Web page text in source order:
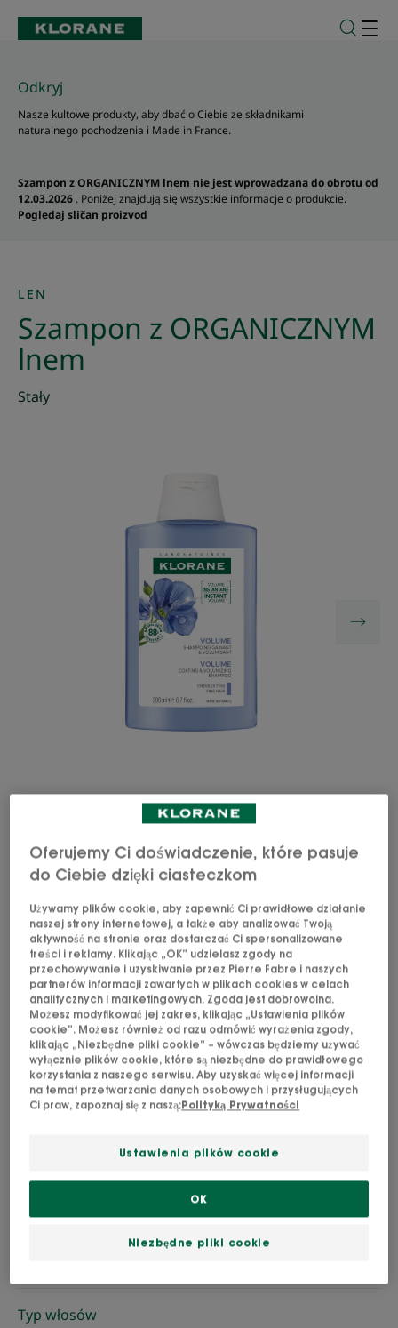
Szampon z ORGANICZNYM lnem nie jest wprowadzana do obrotu od
12.03.2026 . Poniżej znajdują się wszystkie informacje o produkcie.
Pogledaj sličan proizvod
Odkryj
Nasze kultowe produkty, aby dbać o Ciebie ze składnikami
naturalnego pochodzenia i Made in France.
LEN
Szampon z ORGANICZNYM
lnem
Stały
kształtu cienkim włosom, dodając im naturalnej
objętości i elastyczności.
W 86%
pochodzenia
naturalnego
SVG Lin-
BIO DE
Klorane
Wyprodukowano
we Francji
Wysoka
tolerancja
Oczyszcza i dodaje objętości bez obciążania włosów.
Oczyszcza, dodaje kształtu, elastyczności.
Typ włosów
Oferujemy Ci doświadczenie, które pasuje
do Ciebie dzięki ciasteczkom
Używamy plików cookie, aby zapewnić Ci prawidłowe działanie
naszej strony internetowej, a także aby analizować Twoją
aktywność na stronie oraz dostarczać Ci spersonalizowane
treści i reklamy. Klikając „OK” udzielasz zgody na
przechowywanie i uzyskiwanie przez Pierre Fabre i naszych
partnerów informacji zawartych w plikach cookies w celach
analitycznych i marketingowych. Zgoda jest dobrowolna.
Możesz modyfikować jej zakres, klikając „Ustawienia plików
cookie”. Możesz również od razu odmówić wyrażenia zgody,
klikając „Niezbędne pliki cookie” – wówczas będziemy używać
wyłącznie plików cookie, które są niezbędne do prawidłowego
korzystania z naszego serwisu. Aby uzyskać więcej informacji
na temat przetwarzania danych osobowych i przysługujących
Ci praw, zapoznaj się z naszą:Polityką Prywatności
Ustawienia plików cookie
Niezbędne pliki cookie
OK